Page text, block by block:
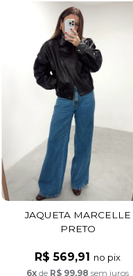
JAQUETA MARCELLE
PRETO
R$ 569,91 no pix
6x de R$ 99,98 sem juros